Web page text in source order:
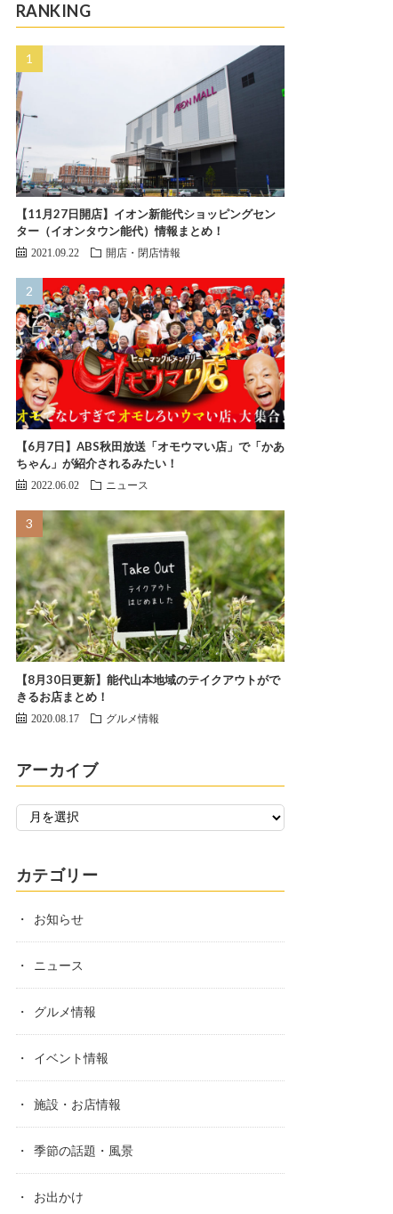
RANKING
【11月27日開店】イオン新能代ショッピングセン
ター（イオンタウン能代）情報まとめ！
2021.09.22 開店・閉店情報
【6月7日】ABS秋田放送「オモウマい店」で「かあ
ちゃん」が紹介されるみたい！
2022.06.02 ニュース
【8月30日更新】能代山本地域のテイクアウトがで
きるお店まとめ！
2020.08.17 グルメ情報
アーカイブ
カテゴリー
お知らせ
ニュース
グルメ情報
イベント情報
施設・お店情報
季節の話題・風景
お出かけ